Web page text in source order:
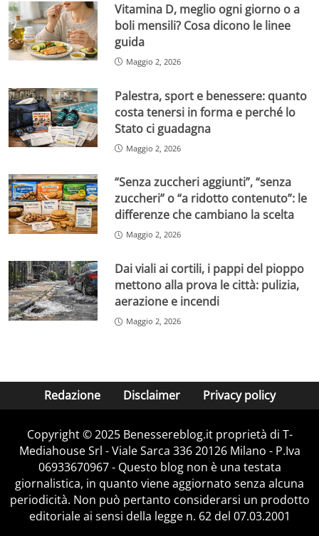
Vitamina D, meglio ogni giorno o a
boli mensili? Cosa dicono le linee
guida
Maggio 2, 2026
Palestra, sport e benessere: quanto
costa tenersi in forma e perché lo
Stato ci guadagna
Maggio 2, 2026
“Senza zuccheri aggiunti”, “senza
zuccheri” o “a ridotto contenuto”: le
differenze che cambiano la scelta
Maggio 2, 2026
Dai viali ai cortili, i pappi del pioppo
mettono alla prova le città: pulizia,
aerazione e incendi
Maggio 2, 2026
Redazione Disclaimer Privacy policy
Copyright © 2025 Benessereblog.it proprietà di T-
Mediahouse Srl - Viale Sarca 336 20126 Milano - P.Iva
06933670967 - Questo blog non è una testata
giornalistica, in quanto viene aggiornato senza alcuna
periodicità. Non può pertanto considerarsi un prodotto
editoriale ai sensi della legge n. 62 del 07.03.2001